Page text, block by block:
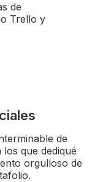
de
Trello y
de
que dediqué
orgulloso de